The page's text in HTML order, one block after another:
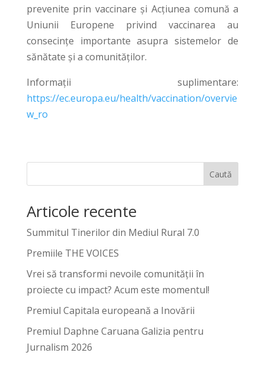
prevenite prin vaccinare și Acțiunea comună a
Uniunii Europene privind vaccinarea au
consecințe importante asupra sistemelor de
sănătate și a comunităților.
Informaţii suplimentare:
https://ec.europa.eu/health/vaccination/overvie
w_ro
Caută
Articole recente
Summitul Tinerilor din Mediul Rural 7.0
Premiile THE VOICES
Vrei să transformi nevoile comunității în
proiecte cu impact? Acum este momentul!
Premiul Capitala europeană a Inovării
Premiul Daphne Caruana Galizia pentru
Jurnalism 2026